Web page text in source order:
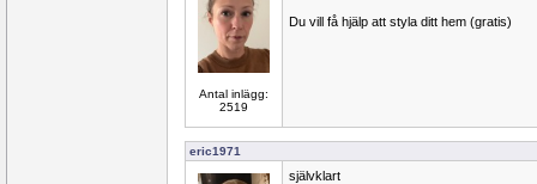
Antal inlägg:
2519
Du vill få hjälp att styla ditt hem (gratis)
eric1971
självklart